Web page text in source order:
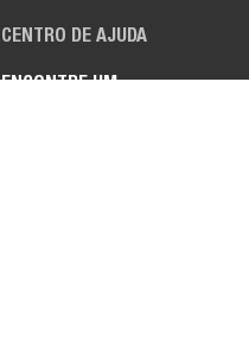
CENTRO DE AJUDA
ENCONTRE UM